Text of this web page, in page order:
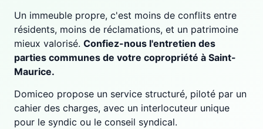
Un immeuble propre, c'est moins de conflits entre
résidents, moins de réclamations, et un patrimoine
mieux valorisé. Confiez-nous l'entretien des
parties communes de votre copropriété à Saint-
Maurice.
Domiceo propose un service structuré, piloté par un
cahier des charges, avec un interlocuteur unique
pour le syndic ou le conseil syndical.